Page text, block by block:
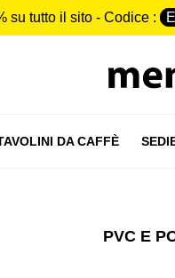
su tutto il sito - Codice :
DA CAFFÈ
PVC E